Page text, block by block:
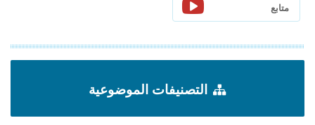
متابع
التصنيفات الموضوعية